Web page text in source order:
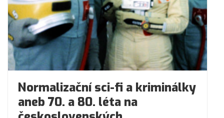
Normalizační sci-fi a kriminálky
aneb 70. a 80. léta na